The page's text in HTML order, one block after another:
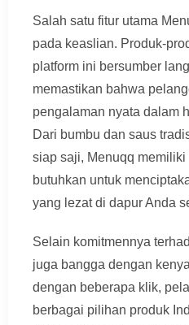
Salah satu fitur utama
pada keaslian. Produk-
platform ini bersumber
memastikan bahwa
pengalaman nyata dalam
Dari bumbu dan saus
siap saji, Menuqq memiliki
butuhkan untuk
yang lezat di dapur Anda
Selain komitmennya
juga bangga dengan
dengan beberapa klik,
berbagai pilihan produk